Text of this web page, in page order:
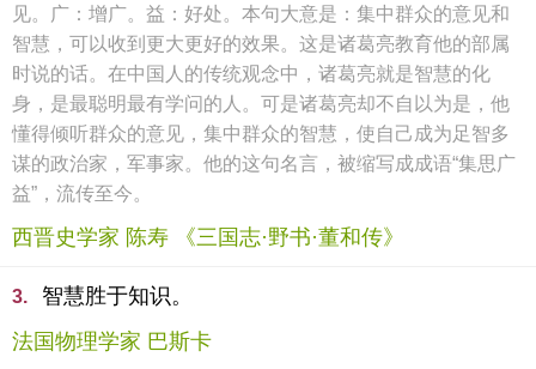
见。广：增广。益：好处。本句大意是：集中群众的意见和
智慧，可以收到更大更好的效果。这是诸葛亮教育他的部属
时说的话。在中国人的传统观念中，诸葛亮就是智慧的化
身，是最聪明最有学问的人。可是诸葛亮却不自以为是，他
懂得倾听群众的意见，集中群众的智慧，使自己成为足智多
谋的政治家，军事家。他的这句名言，被缩写成成语“集思广
益”，流传至今。
西晋史学家 陈寿 《三国志·野书·董和传》
3.
智慧胜于知识。
法国物理学家 巴斯卡